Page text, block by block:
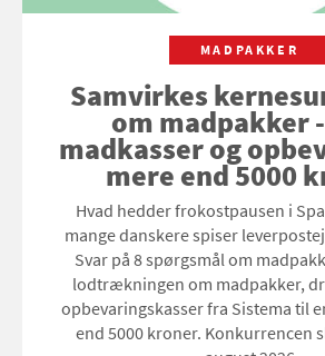
MADPAKKER
Samvirkes
om madpakker
madkasser og
mere end 5000
Hvad hedder frokostpausen i
mange danskere spiser
Svar på 8 spørgsmål om
lodtrækningen om madpakker,
opbevaringskasser fra Sistema til
end 5000 kroner. Konkurrencen